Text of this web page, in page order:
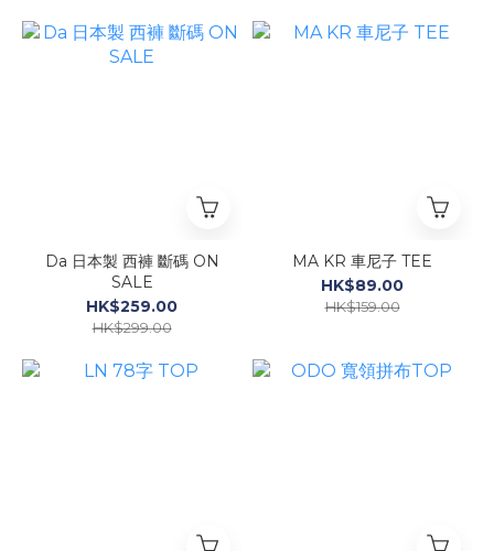
Da 日本製 西褲 斷碼 ON
SALE
HK$259.00
HK$299.00
MA KR 車尼子 TEE
HK$89.00
HK$159.00